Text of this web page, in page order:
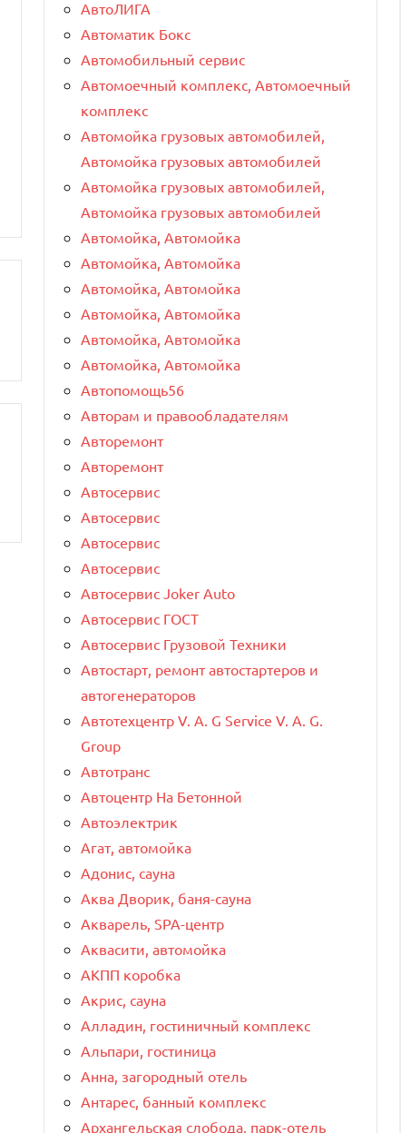
АвтоЛИГА
Автоматик Бокс
Автомобильный сервис
Автомоечный комплекс, Автомоечный
комплекс
Автомойка грузовых автомобилей,
Автомойка грузовых автомобилей
Автомойка грузовых автомобилей,
Автомойка грузовых автомобилей
Автомойка, Автомойка
Автомойка, Автомойка
Автомойка, Автомойка
Автомойка, Автомойка
Автомойка, Автомойка
Автомойка, Автомойка
Автопомощь56
Авторам и правообладателям
Авторемонт
Авторемонт
Автосервис
Автосервис
Автосервис
Автосервис
Автосервис Joker Auto
Автосервис ГОСТ
Автосервис Грузовой Техники
Автостарт, ремонт автостартеров и
автогенераторов
Автотехцентр V. A. G Service V. A. G.
Group
Автотранс
Автоцентр На Бетонной
Автоэлектрик
Агат, автомойка
Адонис, сауна
Аква Дворик, баня-сауна
Акварель, SPA-центр
Аквасити, автомойка
АКПП коробка
Акрис, сауна
Алладин, гостиничный комплекс
Альпари, гостиница
Анна, загородный отель
Антарес, банный комплекс
Архангельская слобода, парк-отель